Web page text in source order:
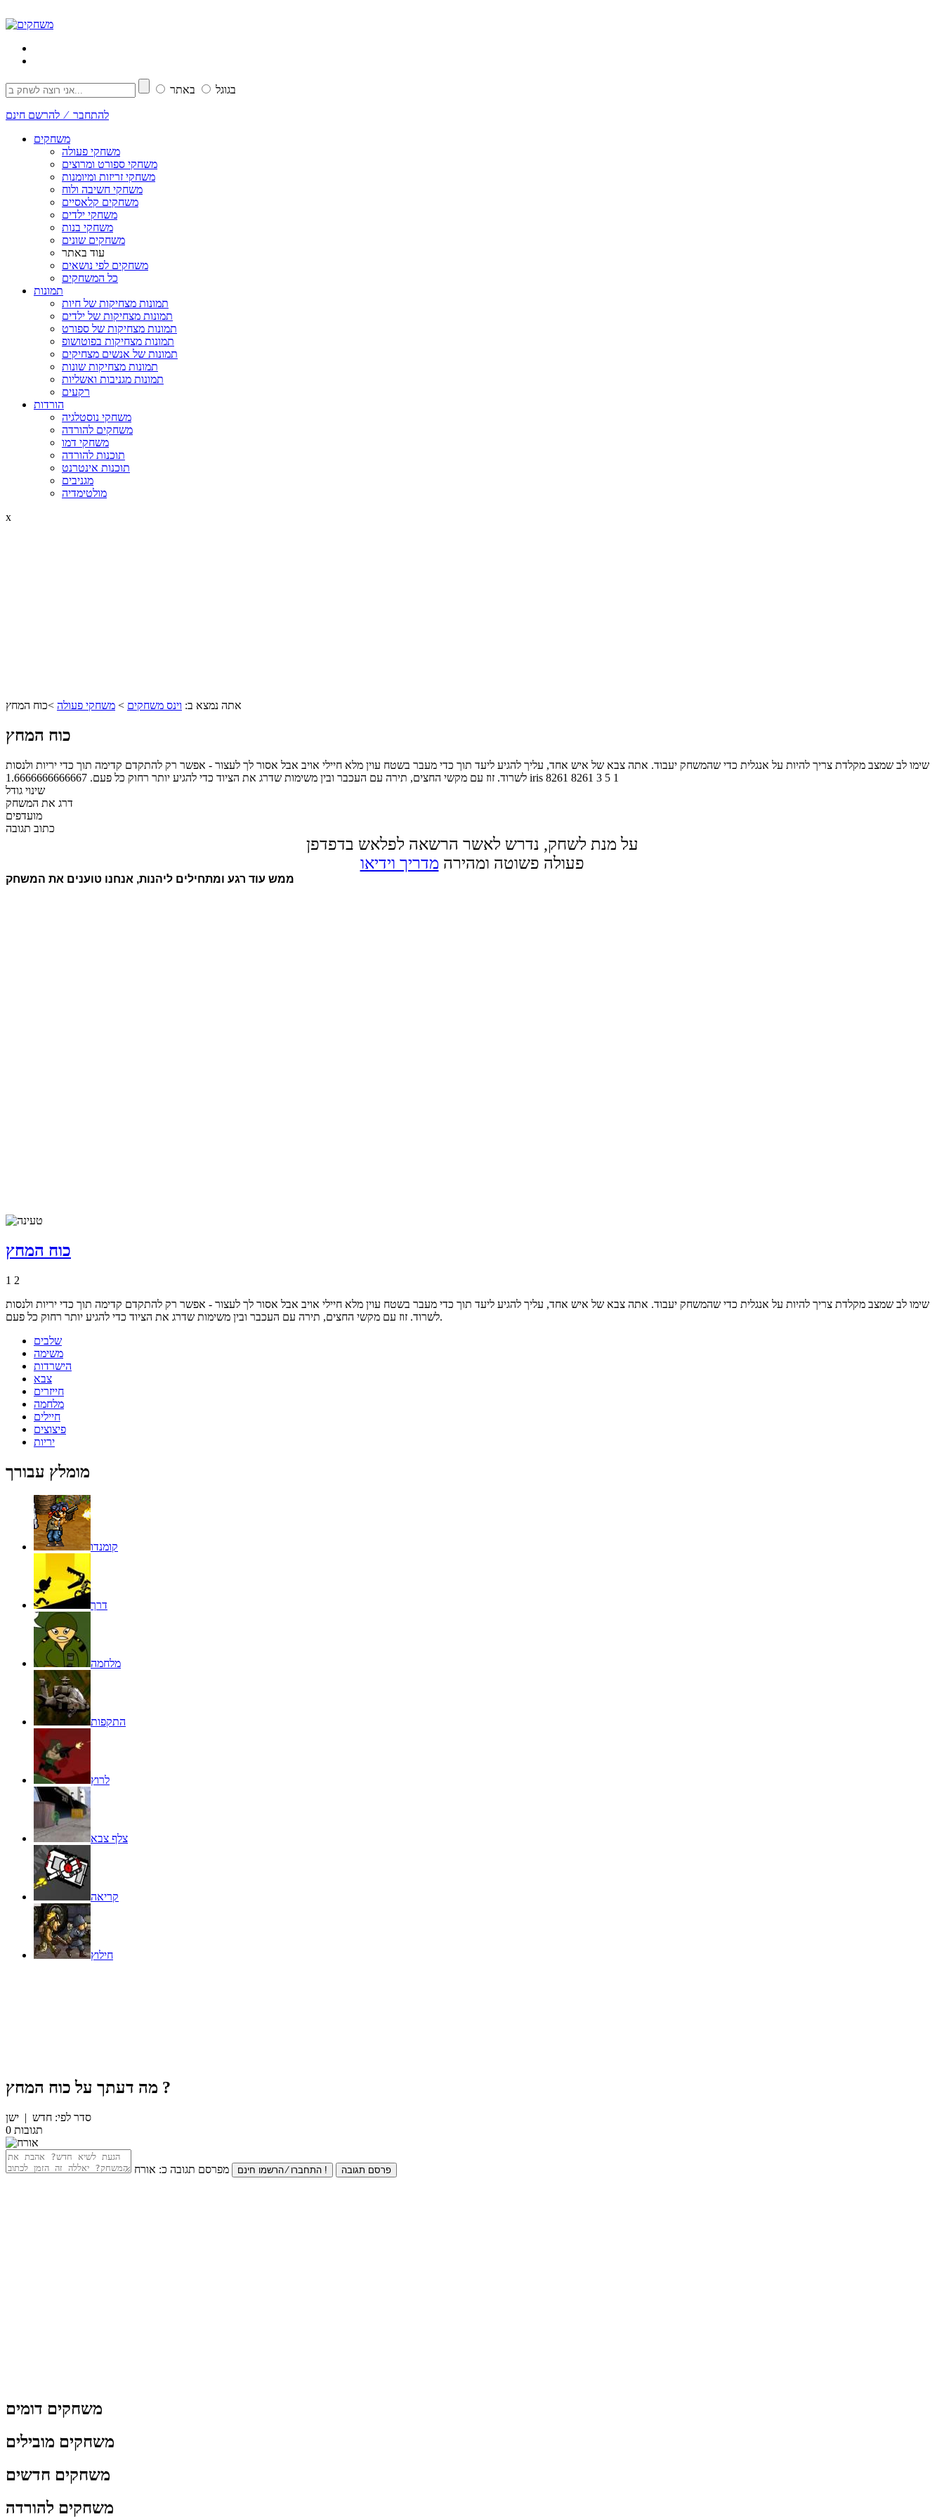
בגוגל באתר
להתחבר ⁄ להרשם חינם
משחקים
משחקי פעולה
משחקי ספורט ומרוצים
משחקי זריזות ומיומנות
משחקי חשיבה ולוח
משחקים קלאסיים
משחקי ילדים
משחקי בנות
משחקים שונים
עוד באתר
משחקים לפי נושאים
כל המשחקים
תמונות
תמונות מצחיקות של חיות
תמונות מצחיקות של ילדים
תמונות מצחיקות של ספורט
תמונות מצחיקות בפוטושופ
תמונות של אנשים מצחיקים
תמונות מצחיקות שונות
תמונות מגניבות ואשליות
רקעים
הורדות
משחקי נוסטלגיה
משחקים להורדה
משחקי דמו
תוכנות להורדה
תוכנות אינטרנט
מגניבים
מולטימדיה
x
אתה נמצא ב: וינס משחקים > משחקי פעולה >כוח המחץ
כוח המחץ
שימו לב שמצב מקלדת צריך להיות על אנגלית כדי שהמשחק יעבוד. אתה צבא של איש אחד, עליך להגיע ליעד תוך כדי מעבר בשטח עוין מלא חיילי אויב אבל אסור לך לעצור - אפשר רק להתקדם קדימה תוך כדי יריות ולנסות
לשרוד. זוז עם מקשי החצים, תירה עם העכבר ובין משימות שדרג את הציוד כדי להגיע יותר רחוק כל פעם. 1.6666666666667 iris 8261 8261 3 5 1
שינוי גודל
דרג את המשחק
מועדפים
כתוב תגובה
על מנת לשחק, נדרש לאשר הרשאה לפלאש בדפדפן
פעולה פשוטה ומהירה מדריך וידיאו
ממש עוד רגע ומתחילים ליהנות, אנחנו טוענים את המשחק
כוח המחץ
1 2
שימו לב שמצב מקלדת צריך להיות על אנגלית כדי שהמשחק יעבוד. אתה צבא של איש אחד, עליך להגיע ליעד תוך כדי מעבר בשטח עוין מלא חיילי אויב אבל אסור לך לעצור - אפשר רק להתקדם קדימה תוך כדי יריות ולנסות
לשרוד. זוז עם מקשי החצים, תירה עם העכבר ובין משימות שדרג את הציוד כדי להגיע יותר רחוק כל פעם.
שלבים
משימה
הישרדות
צבא
חייזרים
מלחמה
חיילים
פיצוצים
יריות
מומלץ עבורך
קומנדו
דרך
מלחמה
התקפות
לרוץ
צלף צבא
קריאה
חילוץ
מה דעתך על כוח המחץ ?
סדר לפי: חדש | ישן
0 תגובות
מפרסם תגובה כ: אורח התחברו ⁄ הרשמו חינם ! פרסם תגובה
משחקים דומים
משחקים מובילים
משחקים חדשים
משחקים להורדה